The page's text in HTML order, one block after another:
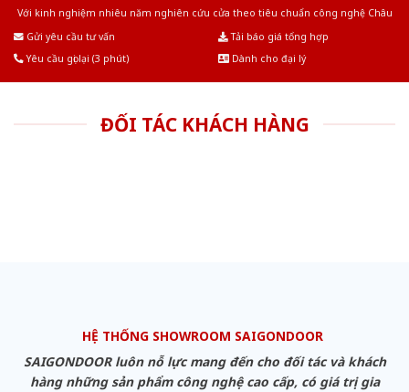
Với kinh nghiệm nhiêu năm nghiên cứu cửa theo tiêu chuẩn công nghệ Châu
Gửi yêu cầu tư vấn
Tải báo giá tổng hợp
Yêu cầu gọi lại (3 phút)
Dành cho đại lý
ĐỐI TÁC KHÁCH HÀNG
HỆ THỐNG SHOWROOM SAIGONDOOR
SAIGONDOOR luôn nỗ lực mang đến cho đối tác và khách
hàng những sản phẩm công nghệ cao cấp, có giá trị gia